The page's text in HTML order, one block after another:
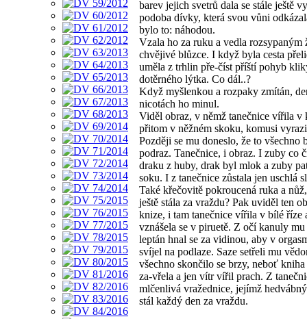
barev jejich svetrů dala se stále ještě
podoba dívky, která svou vůni
bylo to: náhodou.
Vzala ho za ruku a vedla rozsypaným
chvějivé blůzce. I když byla cesta
uměla z trhlin pře-číst příští pohyb
dotěrného lýtka. Co dál..?
Když myšlenkou a rozpaky zmítán,
nicotách ho minul.
Viděl obraz, v němž tanečnice vířila v
přitom v něžném skoku, komusi
Později se mu doneslo, že to všechno
podraz. Tanečnice, i obraz. I zuby co
draku z huby, drak byl mlok a zuby
soku. I z tanečnice zůstala jen uschlá
Také křečovitě pokroucená ruka a
ještě stála za vraždu? Pak uviděl ten
knize, i tam tanečnice vířila v bílé říze
vznášela se v piruetě. Z očí kanuly
leptán hnal se za vidinou, aby v
svíjel na podlaze. Saze setřeli mu
všechno skončilo se brzy, neboť kniha
za-vřela a jen vítr vířil prach. Z
mlčenlivá vražednice, jejímž
stál každý den za vraždu.